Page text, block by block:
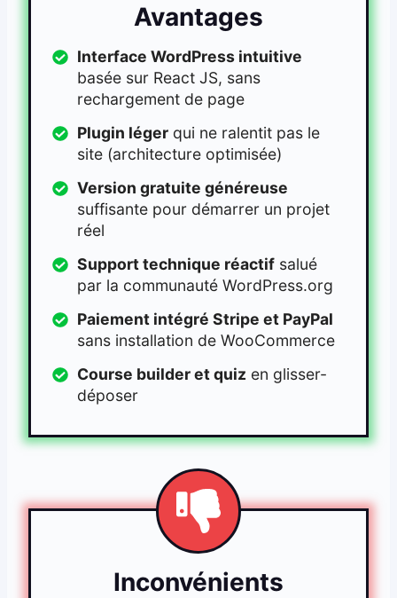
Avantages
Interface WordPress intuitive
basée sur React JS, sans
rechargement de page
Plugin légerqui ne ralentit pas le
site (architecture optimisée)
Version gratuite généreuse
suffisante pour démarrer un projet
réel
Support technique réactifsalué
par la communauté WordPress.org
Paiement intégré Stripe et PayPal
sans installation de WooCommerce
Course builder et quiz en glisser-
déposer
Inconvénients